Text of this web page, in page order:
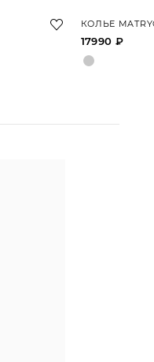
КОЛЬЕ
17990 ₽